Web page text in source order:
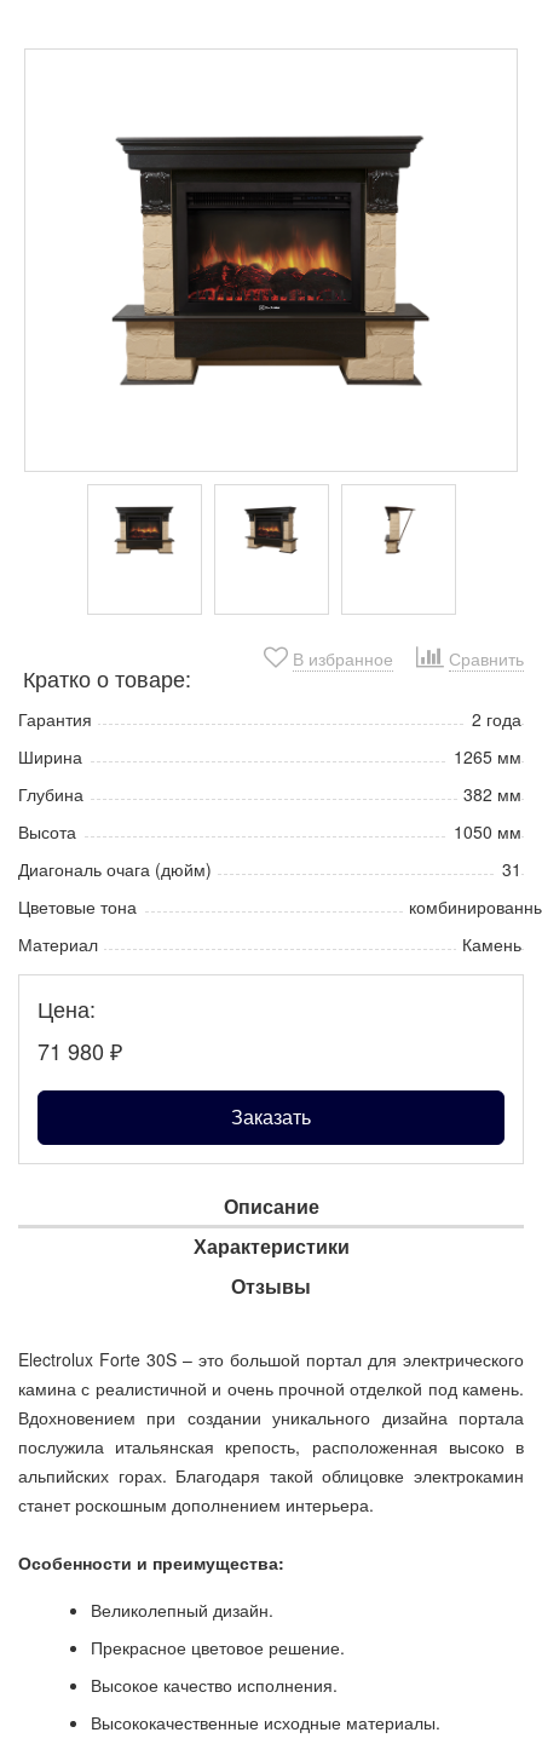
В избранное Сравнить
Кратко о товаре:
Гарантия
2 года
Ширина
1265 мм
Глубина
382 мм
Высота
1050 мм
Диагональ очага (дюйм)
31
Цветовые тона
Материал
Камень
Цена:
71 980 ₽
Заказать
Описание
Характеристики
Отзывы
Electrolux Forte 30S – это большой портал для электрического
камина с реалистичной и очень прочной отделкой под камень.
Вдохновением при создании уникального дизайна портала
послужила итальянская крепость, расположенная высоко в
альпийских горах. Благодаря такой облицовке электрокамин
станет роскошным дополнением интерьера.
Особенности и преимущества:
Великолепный дизайн.
Прекрасное цветовое решение.
Высокое качество исполнения.
Высококачественные исходные материалы.